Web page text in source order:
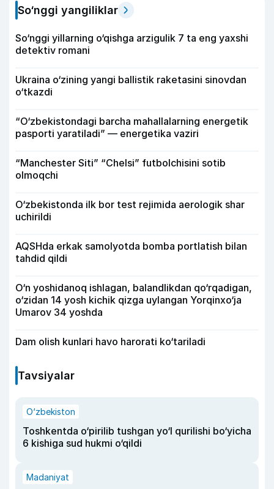
So‘nggi yangiliklar
So‘nggi yillarning o‘qishga arzigulik 7 ta eng yaxshi
detektiv romani
Ukraina o‘zining yangi ballistik raketasini sinovdan
o‘tkazdi
“O‘zbekistondagi barcha mahallalarning energetik
pasporti yaratiladi” — energetika vaziri
“Manchester Siti” “Chelsi” futbolchisini sotib
olmoqchi
O‘zbekistonda ilk bor test rejimida aerologik shar
uchirildi
AQSHda erkak samolyotda bomba portlatish bilan
tahdid qildi
O‘n yoshidanoq ishlagan, balandlikdan qo‘rqadigan,
o‘zidan 14 yosh kichik qizga uylangan Yorqinxo‘ja
Umarov 34 yoshda
Dam olish kunlari havo harorati ko‘tariladi
Tavsiyalar
O‘zbekiston
Toshkentda o‘pirilib tushgan yo‘l qurilishi bo‘yicha
6 kishiga sud hukmi o‘qildi
Madaniyat